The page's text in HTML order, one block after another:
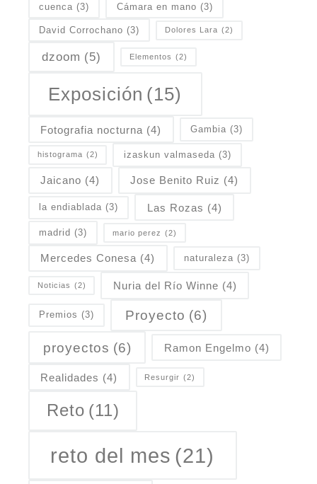
cuenca (3) Cámara en mano (3)
David Corrochano (3) Dolores Lara (2)
dzoom (5) Elementos (2)
Exposición (15)
Fotografia nocturna (4) Gambia (3)
histograma (2) izaskun valmaseda (3)
Jaicano (4) Jose Benito Ruiz (4)
la endiablada (3) Las Rozas (4)
madrid (3) mario perez (2)
Mercedes Conesa (4) naturaleza (3)
Noticias (2) Nuria del Río Winne (4)
Premios (3) Proyecto (6)
proyectos (6) Ramon Engelmo (4)
Realidades (4) Resurgir (2)
Reto (11)
reto del mes (21)